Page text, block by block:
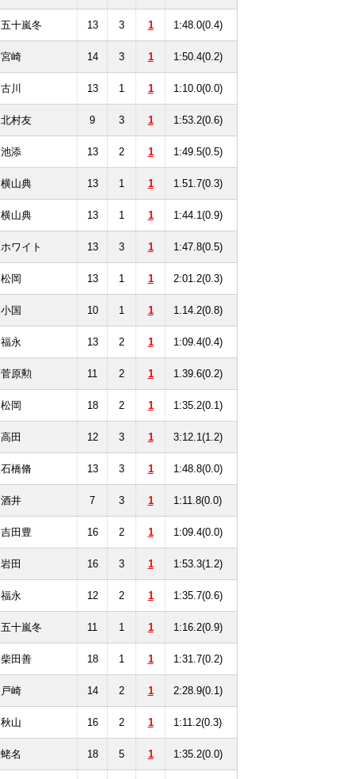
五十嵐冬 13 3 1 1:48.0(0.4)
宮崎 14 3 1 1:50.4(0.2)
古川 13 1 1 1:10.0(0.0)
北村友 9 3 1 1:53.2(0.6)
池添 13 2 1 1:49.5(0.5)
横山典 13 1 1 1.51.7(0.3)
横山典 13 1 1 1:44.1(0.9)
ホワイト 13 3 1 1:47.8(0.5)
松岡 13 1 1 2:01.2(0.3)
小国 10 1 1 1.14.2(0.8)
福永 13 2 1 1:09.4(0.4)
菅原勲 11 2 1 1.39.6(0.2)
松岡 18 2 1 1:35.2(0.1)
高田 12 3 1 3:12.1(1.2)
石橋脩 13 3 1 1:48.8(0.0)
酒井 7 3 1 1:11.8(0.0)
吉田豊 16 2 1 1:09.4(0.0)
岩田 16 3 1 1:53.3(1.2)
福永 12 2 1 1:35.7(0.6)
五十嵐冬 11 1 1 1:16.2(0.9)
柴田善 18 1 1 1:31.7(0.2)
戸崎 14 2 1 2:28.9(0.1)
秋山 16 2 1 1:11.2(0.3)
蛯名 18 5 1 1:35.2(0.0)